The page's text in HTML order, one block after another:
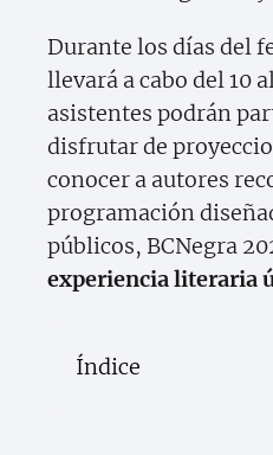
Durante los días del
llevará a cabo del 10
asistentes podrán
disfrutar de
conocer a autores
programación
públicos, BCNegra
experiencia literaria
Índice